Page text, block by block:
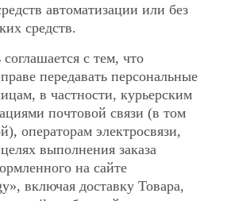
автоматизации или без
средств.
с тем, что
передавать персональные
в частности, курьерским
почтовой связи (в том
операторам электросвязи,
выполнения заказа
на сайте
включая доставку Товара,